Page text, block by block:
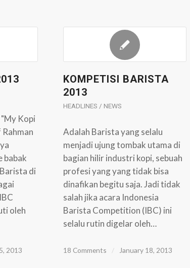
Kopi
babak
di
oleh
2013
KOMPETISI BARISTA
2013
HEADLINES / NEWS
Adalah Barista yang selalu
menjadi ujung tombak utama di
bagian hilir industri kopi, sebuah
profesi yang yang tidak bisa
dinafikan begitu saja. Jadi tidak
salah jika acara Indonesia
Barista Competition (IBC) ini
selalu rutin digelar oleh…
18 Comments / January 18, 2013